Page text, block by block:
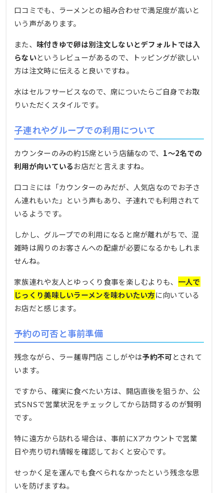
口コミでも、ラーメンとの組み合わせで満足度が高いと
いう声があります。
また、 味付きゆで卵は別注文しないとデフォルトでは入
らないというレビューがあるので、トッピングが欲しい
方は注文時に伝えると良いですね。
水はセルフサービスなので、席についたらご自身でお取
りいただくスタイルです。
子連れやグループでの利用について
カウンターのみの約15席という店舗なので、 1〜2名での
利用が向いているお店だと言えますね。
口コミには「カウンターのみだが、人気店なのでお子さ
ん連れもいた」という声もあり、子連れでも利用されて
いるようです。
しかし、グループでの利用になると席が離れがちで、混
雑時は周りのお客さんへの配慮が必要になるかもしれま
せんね。
家族連れや友人とゆっくり食事を楽しむよりも、 一人で
じっくり美味しいラーメンを味わいたい方に向いている
お店だと感じます。
予約の可否と事前準備
残念ながら、ラー麺専門店 こしがやは予約不可とされて
います。
ですから、確実に食べたい方は、開店直後を狙うか、公
式SNSで営業状況をチェックしてから訪問するのが賢明
です。
特に遠方から訪れる場合は、事前にXアカウントで営業
日や売り切れ情報を確認しておくと安心です。
せっかく足を運んでも食べられなかったという残念な思
いを防げますね。